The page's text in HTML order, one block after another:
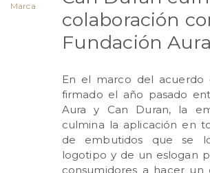
Marca
colaboración
Fundación Aura
En el marco del acuerdo
firmado el año pasado
Aura y Can Duran, la
culmina la aplicación en
de embutidos que se
logotipo y de un eslogan
consumidores a hacer un